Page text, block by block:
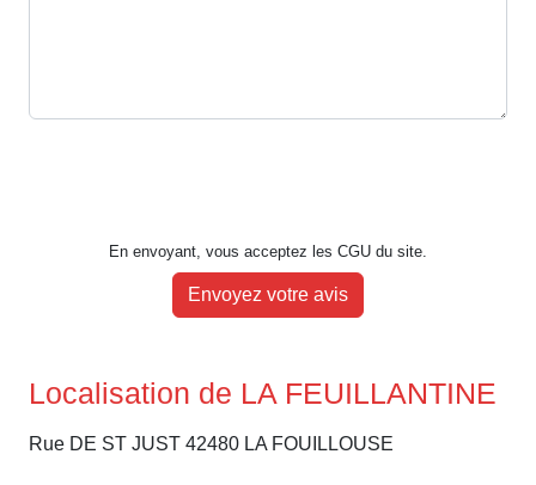
En envoyant, vous acceptez les CGU du site.
Envoyez votre avis
Localisation de LA FEUILLANTINE
Rue DE ST JUST 42480 LA FOUILLOUSE